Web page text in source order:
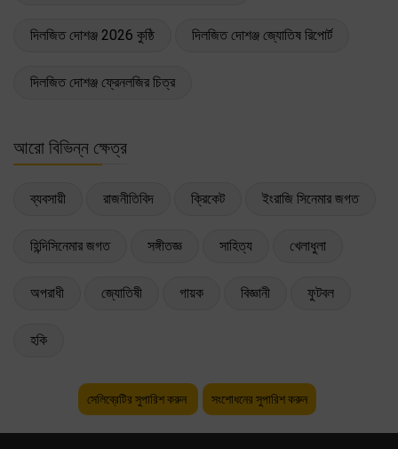
দিলজিত দোশঞ্জ 2026 কুষ্ঠি দিলজিত দোশঞ্জ জ্যোতিষ রিপোর্ট
দিলজিত দোশঞ্জ ফ্রেনলজির চিত্র
আরো বিভিন্ন ক্ষেত্র
ব্যবসায়ী রাজনীতিবিদ ক্রিকেট ইংরাজি সিনেমার জগত
হিন্দিসিনেমার জগত সঙ্গীতজ্ঞ সাহিত্য খেলাধুলা
অপরাধী জ্যোতিষী গায়ক বিজ্ঞানী ফুটবল
হকি
সেলিব্রেটির সুপারিশ করুন সংশোধনের সুপারিশ করুন